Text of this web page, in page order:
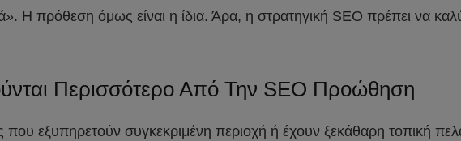
Η πρόθεση όμως είναι η ίδια. Άρα, η στρατηγική SEO πρέπει να
Περισσότερο Από Την SEO Προώθηση
που εξυπηρετούν συγκεκριμένη περιοχή ή έχουν ξεκάθαρη τοπική